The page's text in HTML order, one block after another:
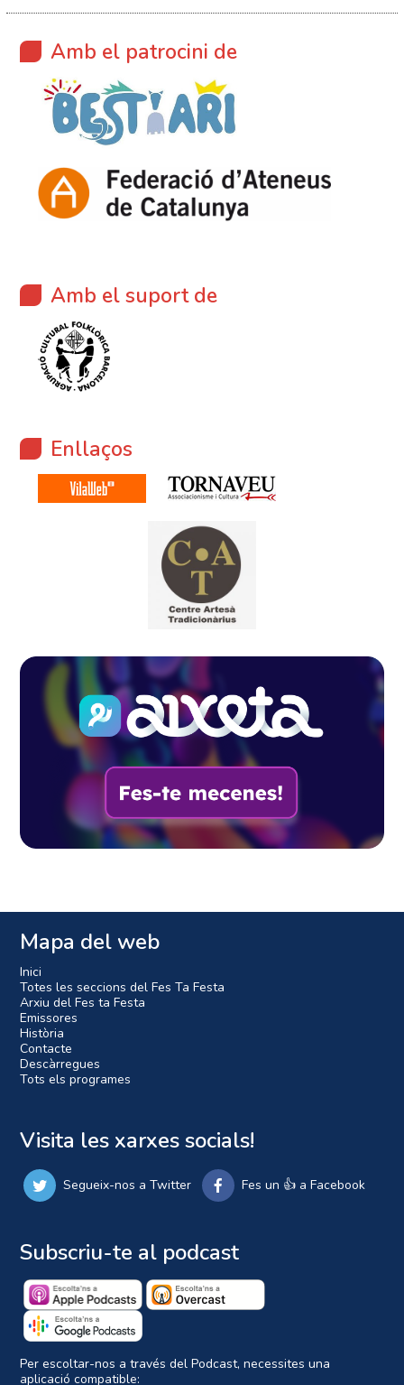
Amb el patrocini de
Amb el suport de
Enllaços
Mapa del web
Inici
Totes les seccions del Fes Ta Festa
Arxiu del Fes ta Festa
Emissores
Història
Contacte
Descàrregues
Tots els programes
Visita les xarxes socials!
Segueix-nos a Twitter Fes un 👍 a Facebook
Subscriu-te al podcast
Per escoltar-nos a través del Podcast, necessites una
aplicació compatible: